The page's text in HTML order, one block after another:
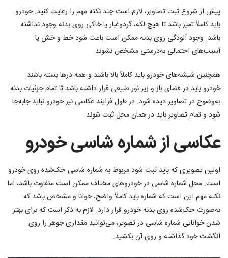
پیش از شروع ثبت تصاویر، لازم است چند نکته مهم را رعایت کنید. خودرو
باید کاملاً تمیز باشد تا هیچ لکه، گردوغبار یا خاکی روی بدنه وجود نداشته
باشد. وجود آلودگی روی بدنه ممکن است باعث شود خط‌‌ و خش یا
آسیب‌های احتمالی به‌درستی مشخص نشوند.
همچنین شیشه‌های خودرو باید کاملاً بالا باشند و همه درها بسته باشند.
خودرو باید در فضای باز و زیر نور طبیعی قرار داشته باشد تا تمام جزئیات بدنه
به‌وضوح در تصاویر دیده شود. در طول فرایند عکاسی نیز خودرو نباید جابه‌جا
شود و تمام تصاویر باید در همان محل ثبت شوند.
عکاسی از شماره شاسی خودرو
اولین تصویری که باید ثبت شود مربوط به شماره شاسی حک‌شده روی خودرو
است. محل شماره شاسی در خودروهای مختلف ممکن است متفاوت باشد، اما
نکته مهم این است که شماره باید کاملاً واضح، خوانا و مشخص باشد که
به‌صورت حک‌شده روی بدنه خودرو قرار دارد. لازم به ذکر است که برای بهتر
شدن خوانایی شماره شاسی در تصویر، می‌توانید مقداری جوهر را روی
انگشت خود گذاشته و روی آن بکشید.